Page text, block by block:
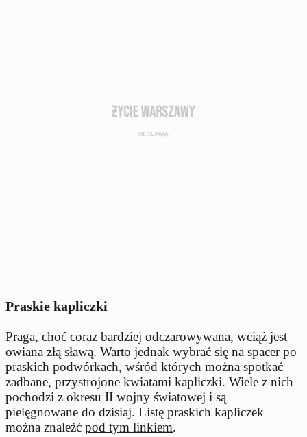
Praskie kapliczki
Praga, choć coraz bardziej odczarowywana, wciąż jest
owiana złą sławą. Warto jednak wybrać się na spacer po
praskich podwórkach, wśród których można spotkać
zadbane, przystrojone kwiatami kapliczki. Wiele z nich
pochodzi z okresu II wojny światowej i są
pielęgnowane do dzisiaj. Listę praskich kapliczek
można znaleźć pod tym linkiem.